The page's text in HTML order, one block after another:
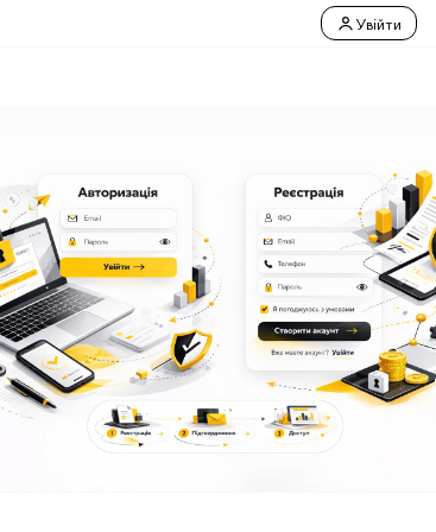
Увійти